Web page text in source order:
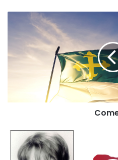
Puerto Rico unos jóvenes
trajeron con ellos una
parejas solas, cuya música
de baile que la hasta ese
contradanza española.
2- De la “habanera” a
Esa nueva música era
música cubana, pero más
puertorriqueños fueron